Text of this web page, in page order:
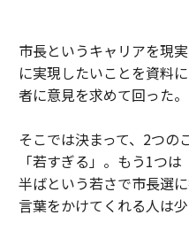
市長というキャリアを現
に実現したいことを資料
者に意見を求めて回った。
そこでは決まって、2つの
「若すぎる」。もう1つ
半ばという若さで市長選
言葉をかけてくれる人は少